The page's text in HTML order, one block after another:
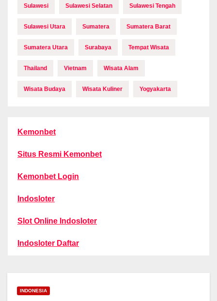
Sulawesi Sulawesi Selatan Sulawesi Tengah
Sulawesi Utara Sumatera Sumatera Barat
Sumatera Utara Surabaya Tempat Wisata
Thailand Vietnam Wisata Alam
Wisata Budaya Wisata Kuliner Yogyakarta
Kemonbet
Situs Resmi Kemonbet
Kemonbet Login
Indosloter
Slot Online Indosloter
Indosloter Daftar
INDONESIA